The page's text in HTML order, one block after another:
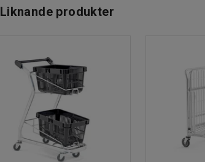
Liknande produkter